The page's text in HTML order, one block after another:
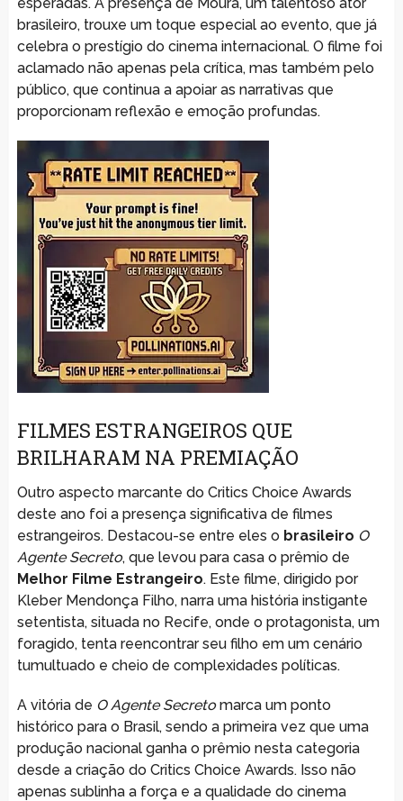
brasileiro, trouxe um toque especial ao evento, que já
celebra o prestígio do cinema internacional. O filme foi
aclamado não apenas pela crítica, mas também pelo
público, que continua a apoiar as narrativas que
proporcionam reflexão e emoção profundas.
FILMES ESTRANGEIROS QUE
BRILHARAM NA PREMIAÇÃO
Outro aspecto marcante do Critics Choice Awards
deste ano foi a presença significativa de filmes
estrangeiros. Destacou-se entre eles o brasileiro O
Agente Secreto, que levou para casa o prêmio de
Melhor Filme Estrangeiro. Este filme, dirigido por
Kleber Mendonça Filho, narra uma história instigante
setentista, situada no Recife, onde o protagonista, um
foragido, tenta reencontrar seu filho em um cenário
tumultuado e cheio de complexidades políticas.
A vitória de O Agente Secretomarca um ponto
histórico para o Brasil, sendo a primeira vez que uma
produção nacional ganha o prêmio nesta categoria
desde a criação do Critics Choice Awards. Isso não
apenas sublinha a força e a qualidade do cinema